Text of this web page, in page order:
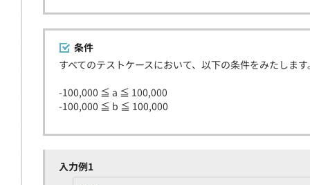
条件
すべてのテストケースにおいて、以下の条件をみたします
-100,000 ≦ a ≦ 100,000
-100,000 ≦ b ≦ 100,000
入力例1